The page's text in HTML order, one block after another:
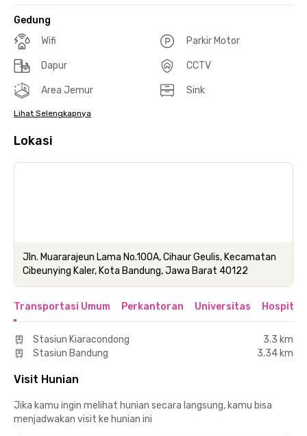
Gedung
Wifi
Parkir Motor
Dapur CCTV
Area Jemur Sink
Lihat Selengkapnya
Lokasi
Jln. Muararajeun Lama No.100A, Cihaur Geulis, Kecamatan
Cibeunying Kaler, Kota Bandung, Jawa Barat 40122
Transportasi Umum Perkantoran Universitas Hospital
Stasiun Kiaracondong
3.3 km
Stasiun Bandung
3.34 km
Visit Hunian
Jika kamu ingin melihat hunian secara langsung, kamu bisa
menjadwakan visit ke hunian ini